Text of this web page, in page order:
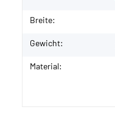
Breite:
Gewicht:
Material: